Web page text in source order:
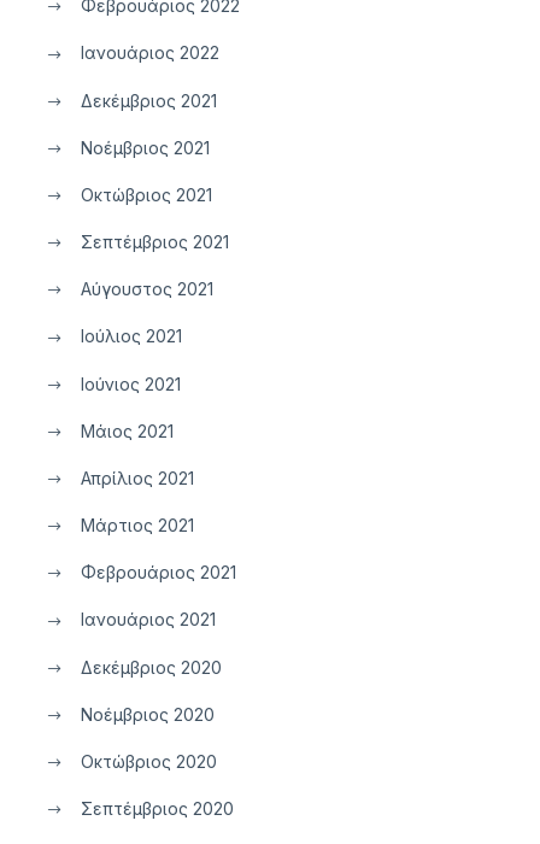
Φεβρουάριος 2022
Ιανουάριος 2022
Δεκέμβριος 2021
Νοέμβριος 2021
Οκτώβριος 2021
Σεπτέμβριος 2021
Αύγουστος 2021
Ιούλιος 2021
Ιούνιος 2021
Μάιος 2021
Απρίλιος 2021
Μάρτιος 2021
Φεβρουάριος 2021
Ιανουάριος 2021
Δεκέμβριος 2020
Νοέμβριος 2020
Οκτώβριος 2020
Σεπτέμβριος 2020